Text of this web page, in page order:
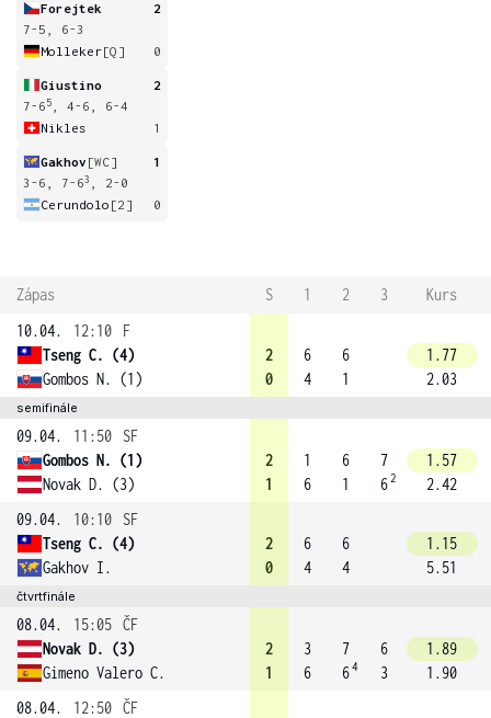
Forejtek
2
7-5, 6-3
Molleker[Q] 0
Giustino
2
7-6 5
, 4-6, 6-4
Nikles
1
Gakhov [WC]
1
3-6, 7-63
, 2-0
Cerundolo [2] 0
Zápas S 1 2 3
Kurs
10.04.
12:10
F
Tseng C. (4)
Gombos N. (1)
2
0
6
4
6
1
1.77
2.03
semifinále
09.04. 11:50
SF
Gombos N. (1)
Novak D. (3)
2
1
1
6
6
1
7
62
1.57
2.42
09.04.
10:10
SF
Tseng C. (4)
Gakhov I.
2
0
6
4
6
4
1.15
5.51
čtvrtfinále
08.04. 15:05 ČF
Novak D. (3)
Gimeno Valero C.
2
1
3
6
7
64
6
3
1.89
1.90
08.04.
12:50 ČF